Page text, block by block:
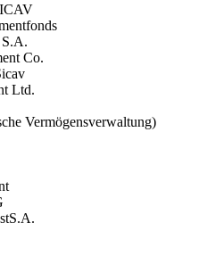
Co.
Ltd.
Vermögensverwaltung)